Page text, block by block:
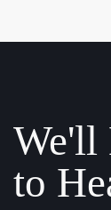
We'll
to